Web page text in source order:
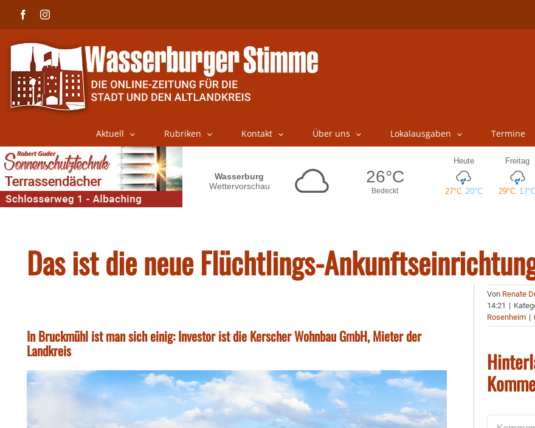
FacebookInstagram
Aktuell Rubriken Kontakt Über uns Lokalausgaben Termine
Das ist die neue Flüchtlings-
In Bruckmühl ist man sich einig: Investor ist die Kerscher Wohnbau GmbH, Mieter der
Landkreis
Von Renate
14:21 |
Rosenheim |